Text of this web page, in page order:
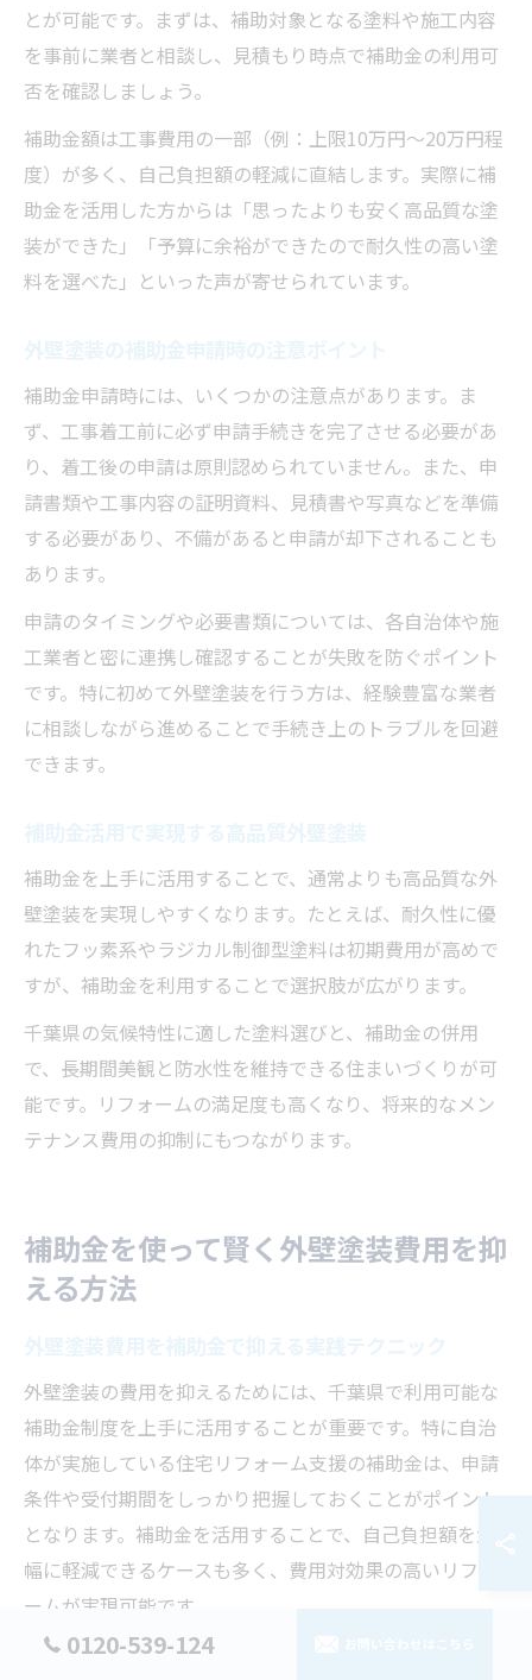
とが可能です。まずは、補助対象となる塗料や施工内容
を事前に業者と相談し、見積もり時点で補助金の利用可
否を確認しましょう。
補助金額は工事費用の一部（例：上限10万円～20万円程
度）が多く、自己負担額の軽減に直結します。実際に補
助金を活用した方からは「思ったよりも安く高品質な塗
装ができた」「予算に余裕ができたので耐久性の高い塗
料を選べた」といった声が寄せられています。
補助金申請時には、いくつかの注意点があります。ま
ず、工事着工前に必ず申請手続きを完了させる必要があ
り、着工後の申請は原則認められていません。また、申
請書類や工事内容の証明資料、見積書や写真などを準備
する必要があり、不備があると申請が却下されることも
あります。
申請のタイミングや必要書類については、各自治体や施
工業者と密に連携し確認することが失敗を防ぐポイント
です。特に初めて外壁塗装を行う方は、経験豊富な業者
に相談しながら進めることで手続き上のトラブルを回避
できます。
補助金を上手に活用することで、通常よりも高品質な外
壁塗装を実現しやすくなります。たとえば、耐久性に優
れたフッ素系やラジカル制御型塗料は初期費用が高めで
すが、補助金を利用することで選択肢が広がります。
千葉県の気候特性に適した塗料選びと、補助金の併用
で、長期間美観と防水性を維持できる住まいづくりが可
能です。リフォームの満足度も高くなり、将来的なメン
テナンス費用の抑制にもつながります。
補助金を使って賢く外壁塗装費用を抑
える方法
外壁塗装の費用を抑えるためには、千葉県で利用可能な
補助金制度を上手に活用することが重要です。特に自治
体が実施している住宅リフォーム支援の補助金は、申請
条件や受付期間をしっかり把握しておくことがポイント
となります。補助金を活用することで、自己負担額を大
幅に軽減できるケースも多く、費用対効果の高いリフォ
ームが実現可能です。
実際の申請では、対象となる塗料や工事内容が限定され
0120-539-124